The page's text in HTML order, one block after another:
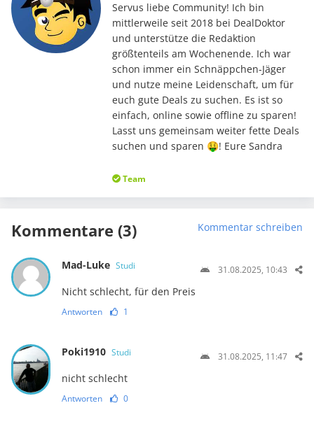
Servus liebe Community! Ich bin
mittlerweile seit 2018 bei DealDoktor
und unterstütze die Redaktion
größtenteils am Wochenende. Ich war
schon immer ein Schnäppchen-Jäger
und nutze meine Leidenschaft, um für
euch gute Deals zu suchen. Es ist so
einfach, online sowie offline zu sparen!
Lasst uns gemeinsam weiter fette Deals
suchen und sparen 🤑! Eure Sandra
Team
Kommentare (3) Kommentar schreiben
Mad-Luke Studi 31.08.2025, 10:43
Nicht schlecht, für den Preis
Antworten 1
Poki1910 Studi 31.08.2025, 11:47
nicht schlecht
Antworten 0